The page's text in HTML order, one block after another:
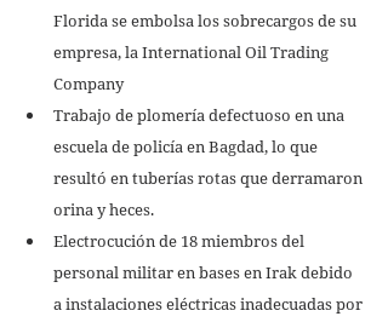
Florida se embolsa los sobrecargos de su
empresa, la International Oil Trading
Company
Trabajo de plomería defectuoso en una
escuela de policía en Bagdad, lo que
resultó en tuberías rotas que derramaron
orina y heces.
Electrocución de 18 miembros del
personal militar en bases en Irak debido
a instalaciones eléctricas inadecuadas por